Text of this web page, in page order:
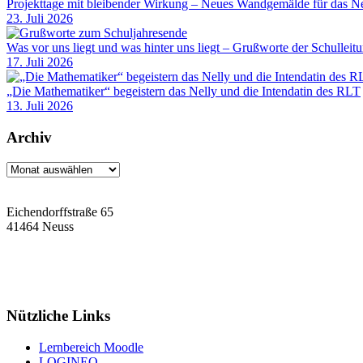
Projekttage mit bleibender Wirkung – Neues Wandgemälde für das
23. Juli 2026
Was vor uns liegt und was hinter uns liegt – Grußworte der
17. Juli 2026
„Die Mathematiker“ begeistern das Nelly und die Intendatin des RLT
13. Juli 2026
Archiv
Archiv
Eichendorffstraße 65
41464 Neuss
Nützliche Links
Lernbereich Moodle